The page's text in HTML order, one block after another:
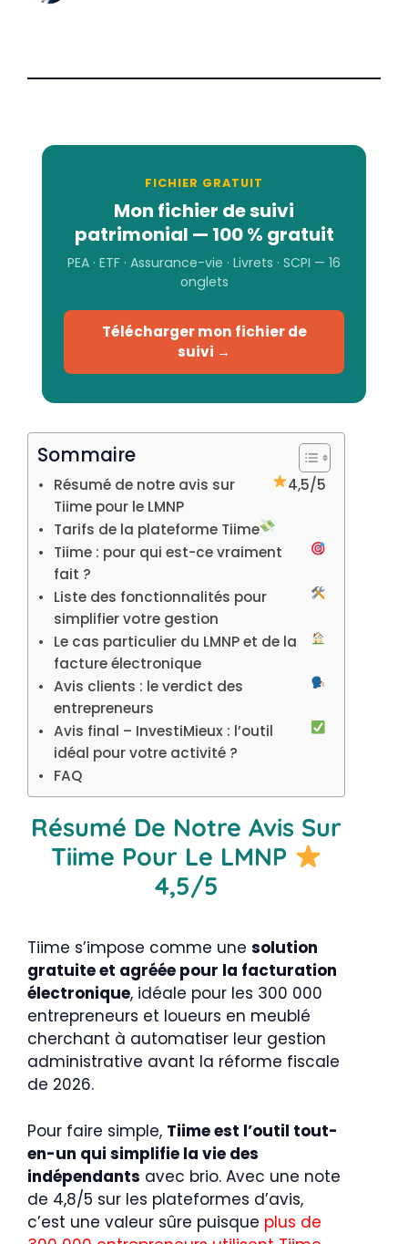
FICHIER GRATUIT
Mon fichier de suivi
patrimonial — 100 % gratuit
PEA · ETF · Assurance-vie · Livrets · SCPI — 16
onglets
Télécharger mon fichier de
suivi →
Sommaire
Résumé de notre avis sur
Tiime pour le LMNP
4,5/5
Tarifs de la plateforme Tiime
Tiime : pour qui est-ce vraiment
fait ?
Liste des fonctionnalités pour
simplifier votre gestion
Le cas particulier du LMNP et de la
facture électronique
Avis clients : le verdict des
entrepreneurs
Avis final – InvestiMieux : l’outil
idéal pour votre activité ?
FAQ
Résumé De Notre Avis Sur
Tiime Pour Le LMNP
4,5/5
Tiime s’impose comme une solution
gratuite et agréée pour la facturation
électronique, idéale pour les 300 000
entrepreneurs et loueurs en meublé
cherchant à automatiser leur gestion
administrative avant la réforme fiscale
de 2026.
Pour faire simple, Tiime est l’outil tout-
en-un qui simplifie la vie des
indépendants avec brio. Avec une note
de 4,8/5 sur les plateformes d’avis,
c’est une valeur sûre puisque plus de